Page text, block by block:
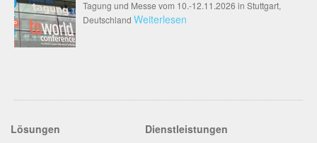
Tagung und Messe vom 10.-12.11.2026 in Stuttgart,
Deutschland Weiterlesen
Lösungen
Dienstleistungen